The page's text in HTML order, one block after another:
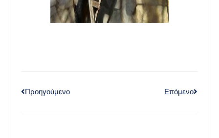
Προηγούμενο Επόμενο